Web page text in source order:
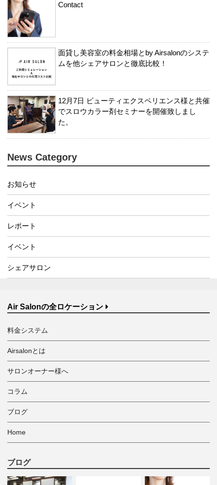
Contact
面貸し美容室の料金相場とby Airsalonのシステ
ムを他シェアサロンと徹底比較！
12月7日 ビューティエクスペリエンス様と共催
でスロウカラー剤セミナーを開催致しまし
た。
News Category
お知らせ
イベント
レポート
イベント
シェアサロン
Air Salonの全ロケーション
料金システム
Airsalonとは
サロンオーナー様へ
コラム
ブログ
Home
ブログ